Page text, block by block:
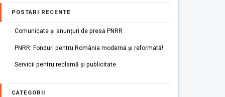
POSTARI RECENTE
Comunicate și anunțuri de presă PNRR
PNRR: Fonduri pentru România modernă și reformată!
Servicii pentru reclamă și publicitate
CATEGORII